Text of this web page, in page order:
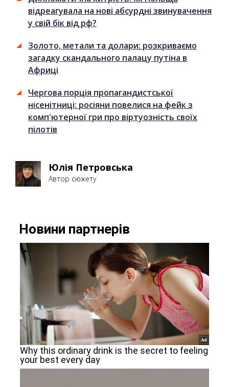
відреагувала на нові абсурдні звинувачення
у свій бік від рф?
Золото, метали та долари: розкриваємо
загадку скандального палацу путіна в
Африці
Чергова порція пропагандистської
нісенітниці: росіяни повелися на фейк з
комп'ютерної гри про віртуозність своїх
пілотів
Юлія Петровська
Автор сюжету